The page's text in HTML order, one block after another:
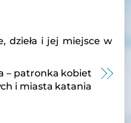
dzieła i jej miejsce w
– patronka kobiet
i miasta katania